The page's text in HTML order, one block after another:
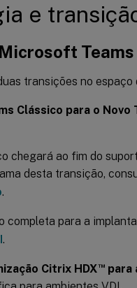
e
Teams
transições no
Clássico para o Novo
chegará ao fim do
desta transição,
.
completa para a
.
Citrix HDX™para